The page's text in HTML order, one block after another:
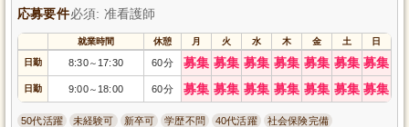
応募要件必須: 准看護師
就業時間 休憩 月 火 水 木 金 土 日
日勤 8:30～ 17:30 60分 募集 募集 募集 募集 募集 募集 募集
日勤 9:00～ 18:00 60分 募集 募集 募集 募集 募集 募集 募集
50代活躍 未経験可 新卒可 学歴不問 40代活躍 社会保険完備